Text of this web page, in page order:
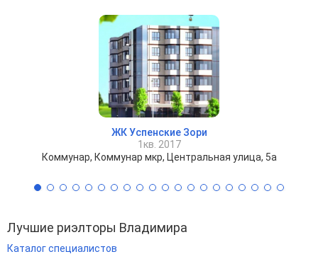
ЖК Успенские Зори
1кв. 2017
Коммунар, Коммунар мкр, Центральная улица, 5а
Лучшие риэлторы Владимира
Каталог специалистов